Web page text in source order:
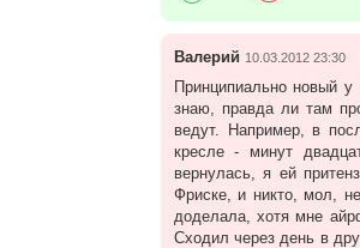
Валерий 10.03.2012 23:30
Принципиально новый
знаю, правда ли там
ведут. Например, в
кресле - минут
вернулась, я ей
Фриске, и никто, мол,
доделала, хотя мне
Сходил через день в